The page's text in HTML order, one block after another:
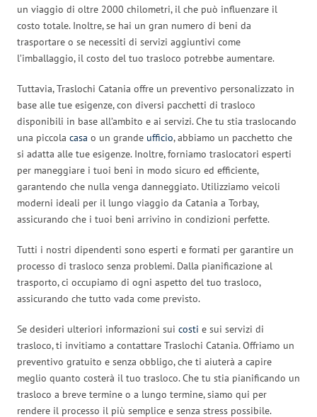
un viaggio di oltre 2000 chilometri, il che può influenzare il
costo totale. Inoltre, se hai un gran numero di beni da
trasportare o se necessiti di servizi aggiuntivi come
l’imballaggio, il costo del tuo trasloco potrebbe aumentare.
Tuttavia, Traslochi Catania offre un preventivo personalizzato in
base alle tue esigenze, con diversi pacchetti di trasloco
disponibili in base all’ambito e ai servizi. Che tu stia traslocando
una piccola casa o un grande ufficio, abbiamo un pacchetto che
si adatta alle tue esigenze. Inoltre, forniamo traslocatori esperti
per maneggiare i tuoi beni in modo sicuro ed efficiente,
garantendo che nulla venga danneggiato. Utilizziamo veicoli
moderni ideali per il lungo viaggio da Catania a Torbay,
assicurando che i tuoi beni arrivino in condizioni perfette.
Tutti i nostri dipendenti sono esperti e formati per garantire un
processo di trasloco senza problemi. Dalla pianificazione al
trasporto, ci occupiamo di ogni aspetto del tuo trasloco,
assicurando che tutto vada come previsto.
Se desideri ulteriori informazioni sui costi e sui servizi di
trasloco, ti invitiamo a contattare Traslochi Catania. Offriamo un
preventivo gratuito e senza obbligo, che ti aiuterà a capire
meglio quanto costerà il tuo trasloco. Che tu stia pianificando un
trasloco a breve termine o a lungo termine, siamo qui per
rendere il processo il più semplice e senza stress possibile.